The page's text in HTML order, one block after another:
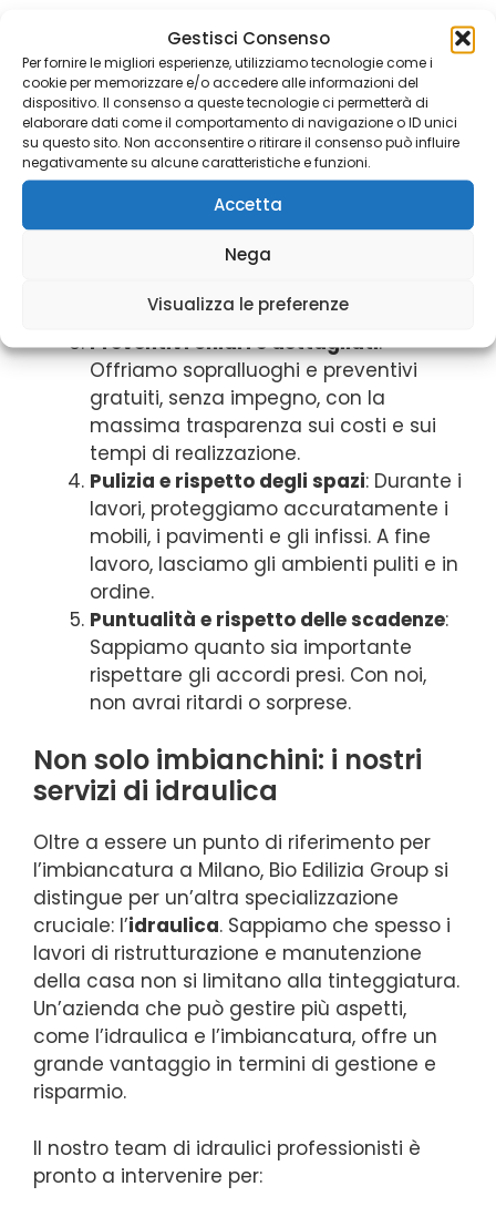
Gestisci Consenso
Per fornire le migliori esperienze, utilizziamo tecnologie come i
cookie per memorizzare e/o accedere alle informazioni del
dispositivo. Il consenso a queste tecnologie ci permetterà di
elaborare dati come il comportamento di navigazione o ID unici
su questo sito. Non acconsentire o ritirare il consenso può influire
negativamente su alcune caratteristiche e funzioni.
Accetta
Nega
Visualizza le preferenze
Professionalità e competenza
nostro team è composto da
imbianchini esperti e qualificati, in
costante aggiornamento sulle nuove
tecniche e sui materiali più innovativi.
Materiali di alta qualità: Utilizziamo
solo vernici e prodotti ecologici,
atossici e di alta gamma, che
garantiscono un risultato duraturo e
l’ambiente.
Preventivi chiari e dettagliati:
Offriamo sopralluoghi e preventivi
gratuiti, senza impegno, con la
massima trasparenza sui costi e sui
tempi di realizzazione.
Pulizia e rispetto degli spazi: Durante i
lavori, proteggiamo accuratamente i
mobili, i pavimenti e gli infissi. A fine
lavoro, lasciamo gli ambienti puliti e in
ordine.
Puntualità e rispetto delle scadenze:
Sappiamo quanto sia importante
rispettare gli accordi presi. Con noi,
non avrai ritardi o sorprese.
Non solo imbianchini: i nostri
servizi di idraulica
Oltre a essere un punto di riferimento per
l’imbiancatura a Milano, Bio Edilizia Group si
distingue per un’altra specializzazione
cruciale: l’idraulica. Sappiamo che spesso i
lavori di ristrutturazione e manutenzione
della casa non si limitano alla tinteggiatura.
Un’azienda che può gestire più aspetti,
come l’idraulica e l’imbiancatura, offre un
grande vantaggio in termini di gestione e
risparmio.
Il nostro team di idraulici professionisti è
pronto a intervenire per: